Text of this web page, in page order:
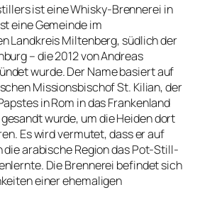
ist eine Whisky-Brennerei in
eine Gemeinde im
Landkreis Miltenberg, südlich der
– die 2012 von Andreas
wurde. Der Name basiert auf
Missionsbischof St. Kilian, der
in Rom in das Frankenland
wurde, um die Heiden dort
Es wird vermutet, dass er auf
die arabische Region das Pot-Still-
Die Brennerei befindet sich
einer ehemaligen